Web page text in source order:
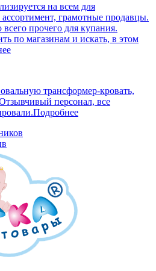
на всем для
грамотные продавцы.
прочего для купания.
по магазинам и искать, в этом
трансформер-кровать,
персонал, все
Подробнее